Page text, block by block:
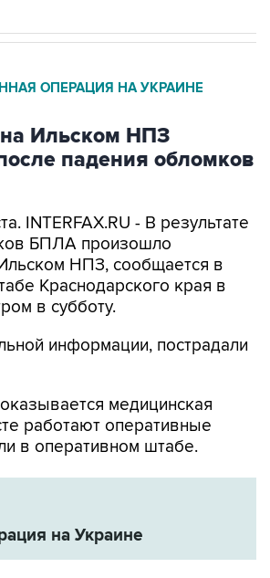
ОПЕРАЦИЯ НА УКРАИНЕ
Ильском НПЗ
падения обломков
INTERFAX.RU - В результате
БПЛА произошло
НПЗ, сообщается в
Краснодарского края в
в субботу.
информации, пострадали
медицинская
работают оперативные
в оперативном штабе.
на Украине